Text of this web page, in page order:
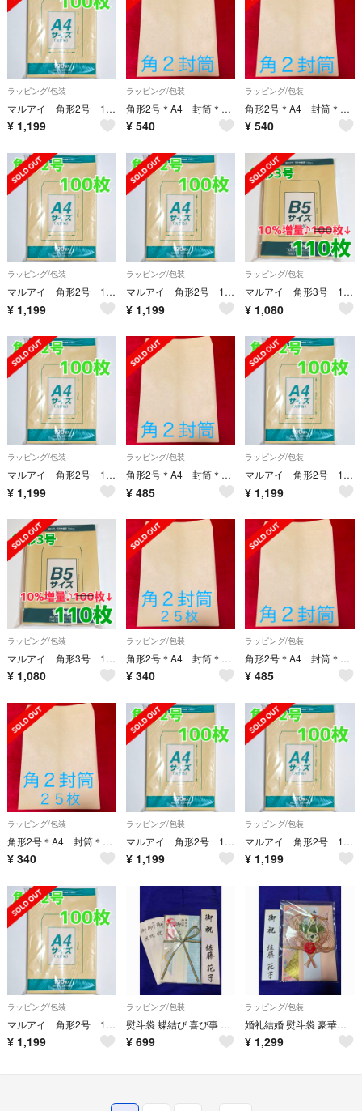
ラッピング/包装
マルアイ 角形2号 100枚 封筒 240×332 A4 包装 資材 発送 角2
¥ 1,199
ラッピング/包装
角形2号＊A4 封筒＊60枚
¥ 540
ラッピング/包装
角形2号＊A4 封筒＊60枚
¥ 540
ラッピング/包装
マルアイ 角形2号 100枚 封筒 240×332 A4 包装 資材 発送 角2
¥ 1,199
ラッピング/包装
マルアイ 角形2号 100枚 封筒 240×332 A4 包装 資材 発送 角2
¥ 1,199
ラッピング/包装
マルアイ 角形3号 110枚 封筒 216×277 B5 角3 角形 3号
¥ 1,080
ラッピング/包装
マルアイ 角形2号 100枚 封筒 240×332 A4 包装 資材 発送 角2
¥ 1,199
ラッピング/包装
角形2号＊A4 封筒＊50枚
¥ 485
ラッピング/包装
マルアイ 角形2号 100枚 封筒 240×332 A4 包装 資材 発送 角2
¥ 1,199
ラッピング/包装
マルアイ 角形3号 110枚 封筒 216×277 B5 角3 角形 3号
¥ 1,080
ラッピング/包装
角形2号＊A4 封筒＊25枚
¥ 340
ラッピング/包装
角形2号＊A4 封筒＊50枚
¥ 485
ラッピング/包装
角形2号＊A4 封筒＊25枚
¥ 340
ラッピング/包装
マルアイ 角形2号 100枚 封筒 240×332 A4 包装 資材 発送 角2
¥ 1,199
ラッピング/包装
マルアイ 角形2号 100枚 封筒 240×332 A4 包装 資材 発送 角2
¥ 1,199
ラッピング/包装
マルアイ 角形2号 100枚 封筒 240×332 A4 包装 資材 発送 角2
¥ 1,199
ラッピング/包装
熨斗袋 蝶結び 喜び事 御祝 匿名発送 すぐにご使用いただけます
¥ 699
ラッピング/包装
婚礼結婚 熨斗袋 豪華 松金鶴 親族・大判 匿名配送 御祝 ご祝儀袋
¥ 1,299